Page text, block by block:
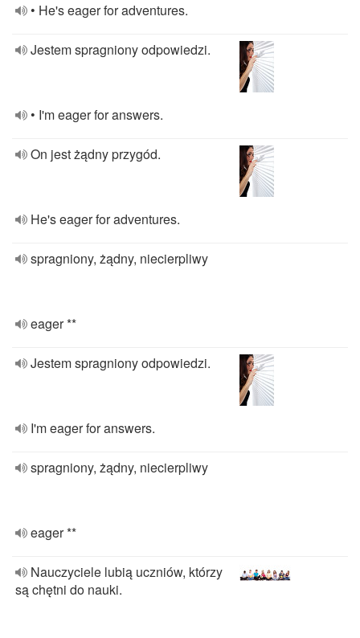
• He's eager for adventures.
Jestem spragniony odpowiedzi.
• I'm eager for answers.
On jest żądny przygód.
He's eager for adventures.
spragniony, żądny, niecierpliwy
eager **
Jestem spragniony odpowiedzi.
I'm eager for answers.
spragniony, żądny, niecierpliwy
eager **
Nauczyciele lubią uczniów, którzy
są chętni do nauki.